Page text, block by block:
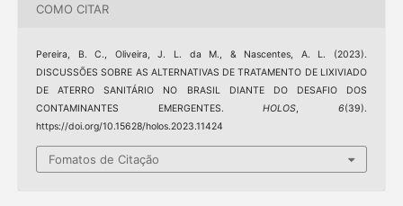
COMO CITAR
Pereira, B. C., Oliveira, J. L. da M., & Nascentes, A. L. (2023).
DISCUSSÕES SOBRE AS ALTERNATIVAS DE TRATAMENTO DE LIXIVIADO
DE ATERRO SANITÁRIO NO BRASIL DIANTE DO DESAFIO DOS
CONTAMINANTES EMERGENTES.HOLOS,6(39).
https://doi.org/10.15628/holos.2023.11424
Fomatos de Citação